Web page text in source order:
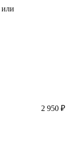
или
2 950 ₽